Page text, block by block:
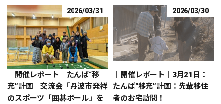
2026/03/31
｜開催レポート｜たんば“移
充”計画 交流会「丹波市発祥
のスポーツ「囲碁ボール」を
2026/03/30
｜開催レポート｜3月21日：
たんば“移充”計画：先輩移住
者のお宅訪問！